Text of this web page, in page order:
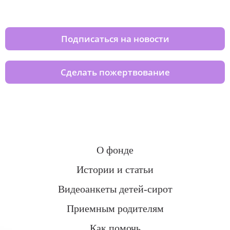
Подписаться на новости
Сделать пожертвование
О фонде
Истории и статьи
Видеоанкеты детей-сирот
Приемным родителям